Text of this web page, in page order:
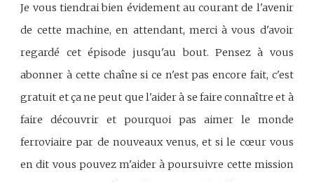
Je vous tiendrai bien évidement au courant de l'avenir
de cette machine, en attendant, merci à vous d'avoir
regardé cet épisode jusqu'au bout. Pensez à vous
abonner à cette chaîne si ce n'est pas encore fait, c'est
gratuit et ça ne peut que l'aider à se faire connaître et à
faire découvrir et pourquoi pas aimer le monde
ferroviaire par de nouveaux venus, et si le cœur vous
en dit vous pouvez m'aider à poursuivre cette mission